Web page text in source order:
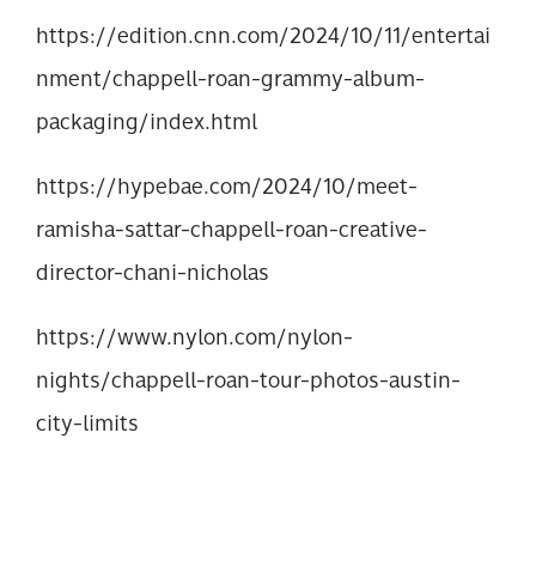
https://edition.cnn.com/2024/10/11/entertai
nment/chappell-roan-grammy-album-
packaging/index.html
https://hypebae.com/2024/10/meet-
ramisha-sattar-chappell-roan-creative-
director-chani-nicholas
https://www.nylon.com/nylon-
nights/chappell-roan-tour-photos-austin-
city-limits